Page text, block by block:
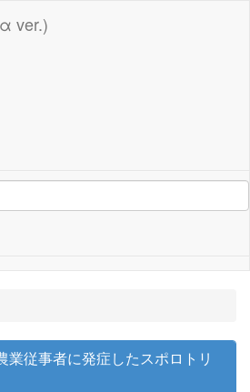
ver.)
業従事者に発症したスポロトリ